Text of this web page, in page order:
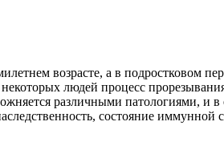
возрасте, а в подростковом
людей процесс
различными патологиями, и
состояние иммунной